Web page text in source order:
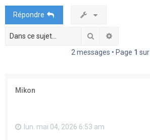
Répondre
Rechercher
2 messages • Page 1 sur
Mikon
lun. mai 04, 2026 6:53 am